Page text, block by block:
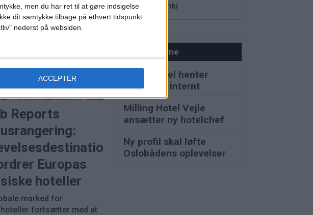
men du har ret til at gøre indsigelse
dit samtykke tilbage på ethvert tidspunkt
nederst på websiden.
ACCEPTER
Hotel Helsinki
PREMIUM
Reports
Europas
hoteller
marked for
fortsætter med at
Nyt om navne
Ruths Hotel henter
hotelchef internt
Milling Hotel Vejle
ansætter ny hotelchef
Ny profil skal løfte
Oslobådens oplevelser